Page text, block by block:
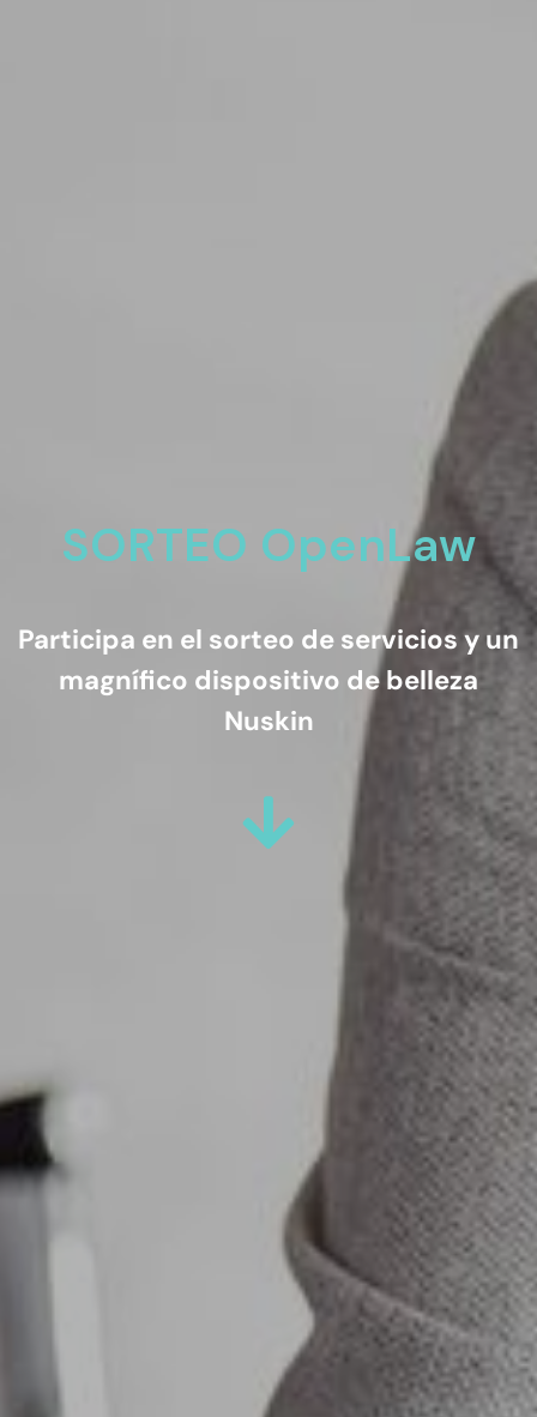
SORTEO OpenLaw
Participa en el sorteo de servicios y un
magnífico dispositivo de belleza
Nuskin